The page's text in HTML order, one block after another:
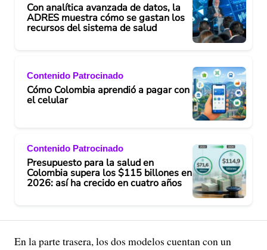
Con analítica avanzada de datos, la
ADRES muestra cómo se gastan los
recursos del sistema de salud
Contenido Patrocinado
Cómo Colombia aprendió a pagar con
el celular
Contenido Patrocinado
Presupuesto para la salud en
Colombia supera los $115 billones en
2026: así ha crecido en cuatro años
En la parte trasera, los dos modelos cuentan con un